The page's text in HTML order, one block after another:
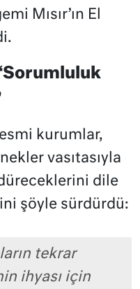
Mısır’ın El
kurumlar,
vasıtasıyla
dile
şöyle sürdürdü:
tekrar
ihyası için